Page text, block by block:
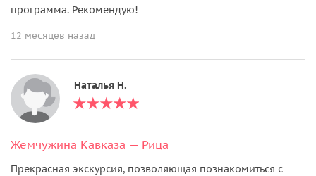
программа. Рекомендую!
12 месяцев назад
Наталья Н.
Жемчужина Кавказа — Рица
Прекрасная экскурсия, позволяющая познакомиться с